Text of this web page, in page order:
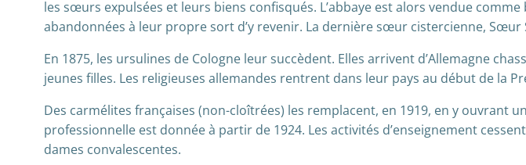
les sœurs expulsées et leurs biens confisqués. L’abbaye est alors vendue
abandonnées à leur propre sort d’y revenir. La dernière sœur cistercienne, Sœur
En 1875, les ursulines de Cologne leur succèdent. Elles arrivent d’Allemagne
jeunes filles. Les religieuses allemandes rentrent dans leur pays au début de la
Des carmélites françaises (non-cloîtrées) les remplacent, en 1919, en y
professionnelle est donnée à partir de 1924. Les activités d’enseignement
dames convalescentes.